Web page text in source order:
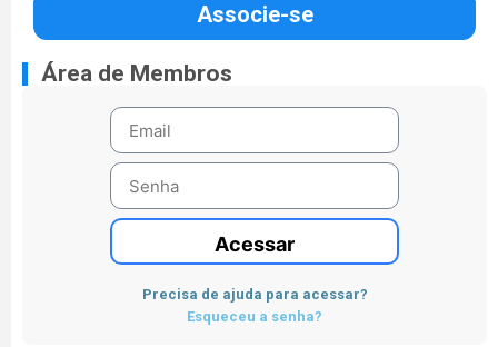
Associe-se
Área de Membros
Acessar
Precisa de ajuda para acessar?
Esqueceu a senha?